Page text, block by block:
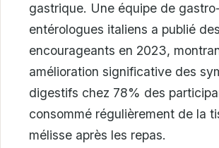
gastrique. Une équipe de
entérologues italiens a publié
encourageants en 2023,
amélioration significative des
digestifs chez 78% des
consommé régulièrement de la
mélisse après les repas.